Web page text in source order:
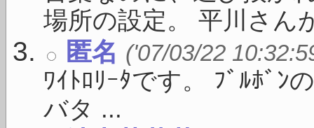
場所の設定。 平川さん
匿名 ('07/03/22
ﾜｲﾄﾛﾘｰﾀです。 ﾌﾞﾙﾎﾞﾝ
バタ ...